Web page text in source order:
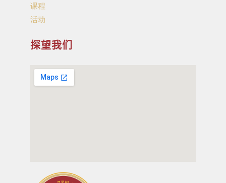
课程
活动
探望我们